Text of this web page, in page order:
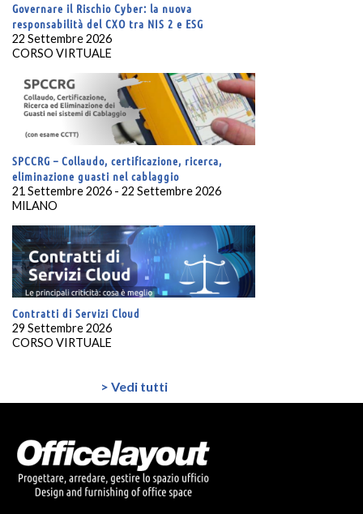
Governare il Rischio Cyber: la nuova
responsabilità del CXO tra NIS 2 e ESG
22 Settembre 2026
CORSO VIRTUALE
SPCCRG – Collaudo, certificazione, ricerca,
eliminazione guasti nel cablaggio
21 Settembre 2026 - 22 Settembre 2026
MILANO
Contratti di Servizi Cloud
29 Settembre 2026
CORSO VIRTUALE
> Vedi tutti